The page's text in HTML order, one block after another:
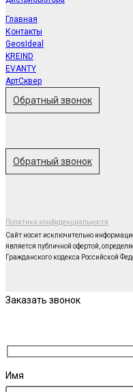
Главная
Контакты
GeosIdeal
KREIND
EVANTY
АртСквер
Обратный звонок
Обратный звонок
Политика конфиденциальности
Сайт носит исключительно
является публичной офертой,
Гражданского кодекса Российской
Заказать звонок
Имя